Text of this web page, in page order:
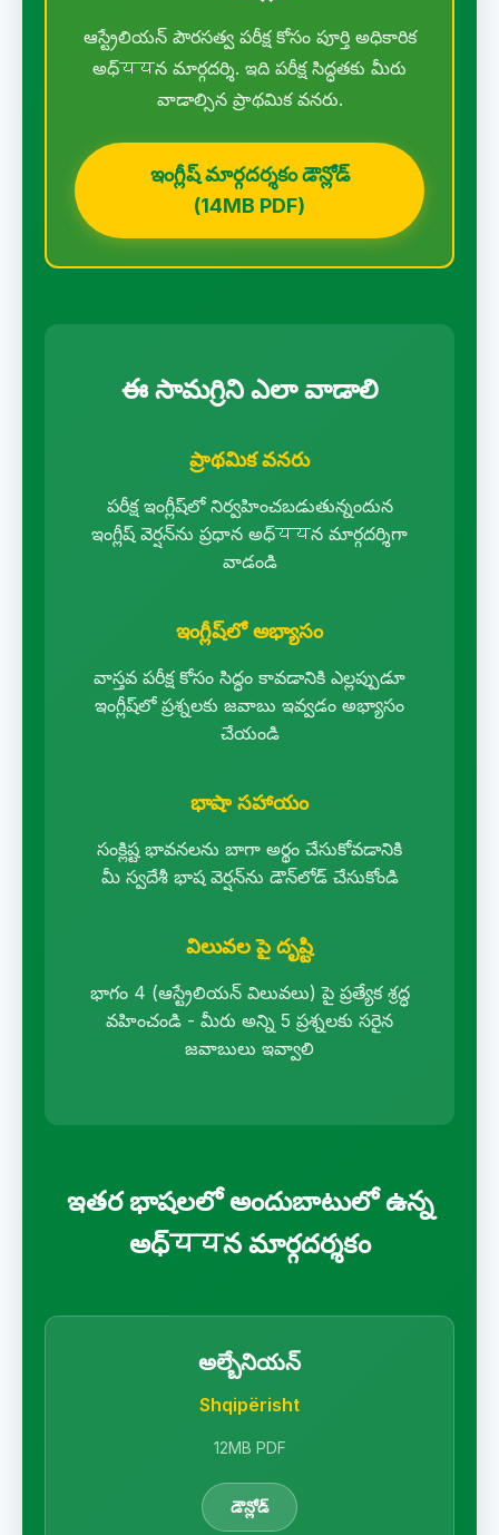
ఆస్ట్రేలియన్ పౌరసత్వ పరీక్ష కోసం పూర్తి అధికారిక
అధ్ययన మార్గదర్శి. ఇది పరీక్ష సిద్ధతకు మీరు
వాడాల్సిన ప్రాథమిక వనరు.
ఇంగ్లీష్ మార్గదర్శకం డౌన్లోడ్
(14MB PDF)
ఈ సామగ్రిని ఎలా వాడాలి
ప్రాథమిక వనరు
పరీక్ష ఇంగ్లీష్‌లో నిర్వహించబడుతున్నందున
ఇంగ్లీష్ వెర్షన్‌ను ప్రధాన అధ్ययన మార్గదర్శిగా
వాడండి
ఇంగ్లీష్‌లో అభ్యాసం
వాస్తవ పరీక్ష కోసం సిద్ధం కావడానికి ఎల్లప్పుడూ
ఇంగ్లీష్‌లో ప్రశ్నలకు జవాబు ఇవ్వడం అభ్యాసం
చేయండి
భాషా సహాయం
సంక్లిష్ట భావనలను బాగా అర్థం చేసుకోవడానికి
మీ స్వదేశీ భాష వెర్షన్‌ను డౌన్‌లోడ్ చేసుకోండి
విలువల పై దృష్టి
భాగం 4 (ఆస్ట్రేలియన్ విలువలు) పై ప్రత్యేక శ్రద్ధ
వహించండి - మీరు అన్ని 5 ప్రశ్నలకు సరైన
జవాబులు ఇవ్వాలి
ఇతర భాషలలో అందుబాటులో ఉన్న
అధ్ययన మార్గదర్శకం
అల్బేనియన్
Shqipërisht
12MB PDF
డౌన్లోడ్